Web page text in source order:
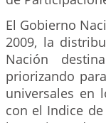
El Gobierno
2009, la
Nación
priorizando
universales en
con el Indice